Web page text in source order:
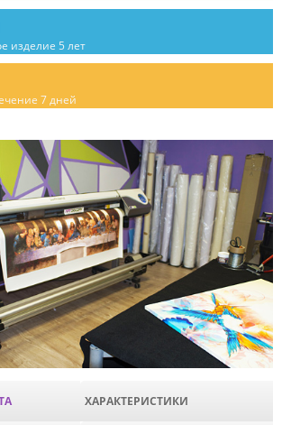
изделие 5 лет
7 дней
ХАРАКТЕРИСТИКИ